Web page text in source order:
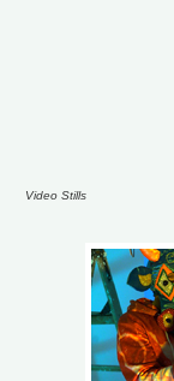
Video Stills